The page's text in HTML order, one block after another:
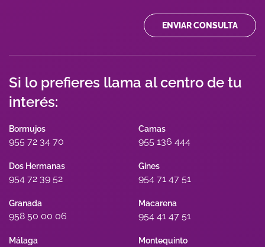
ENVIAR CONSULTA
Si lo prefieres llama al centro de tu
interés:
Bormujos
955 72 34 70
Camas
955 136 444
Dos Hermanas
954 72 39 52
Gines
954 71 47 51
Granada
958 50 00 06
Macarena
954 41 47 51
Málaga Montequinto